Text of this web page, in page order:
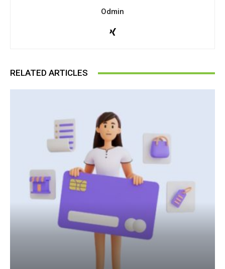
Odmin
RELATED ARTICLES